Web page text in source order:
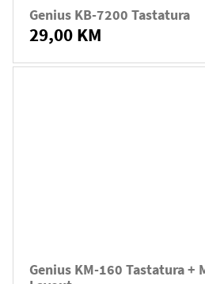
Genius KB-7200 Tastatura
29,00 KM
Genius KM-160 Tastatura +